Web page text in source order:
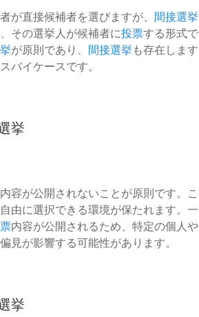
が直接候補者を選びますが、 間接選挙
その選挙人が候補者に投票する形式で
が原則であり、 間接選挙 も存在します
バイケースです。
挙
容が公開されないことが原則です。こ
由に選択できる環境が保たれます。一
内容が公開されるため、特定の個人や
見が影響する可能性があります。
挙